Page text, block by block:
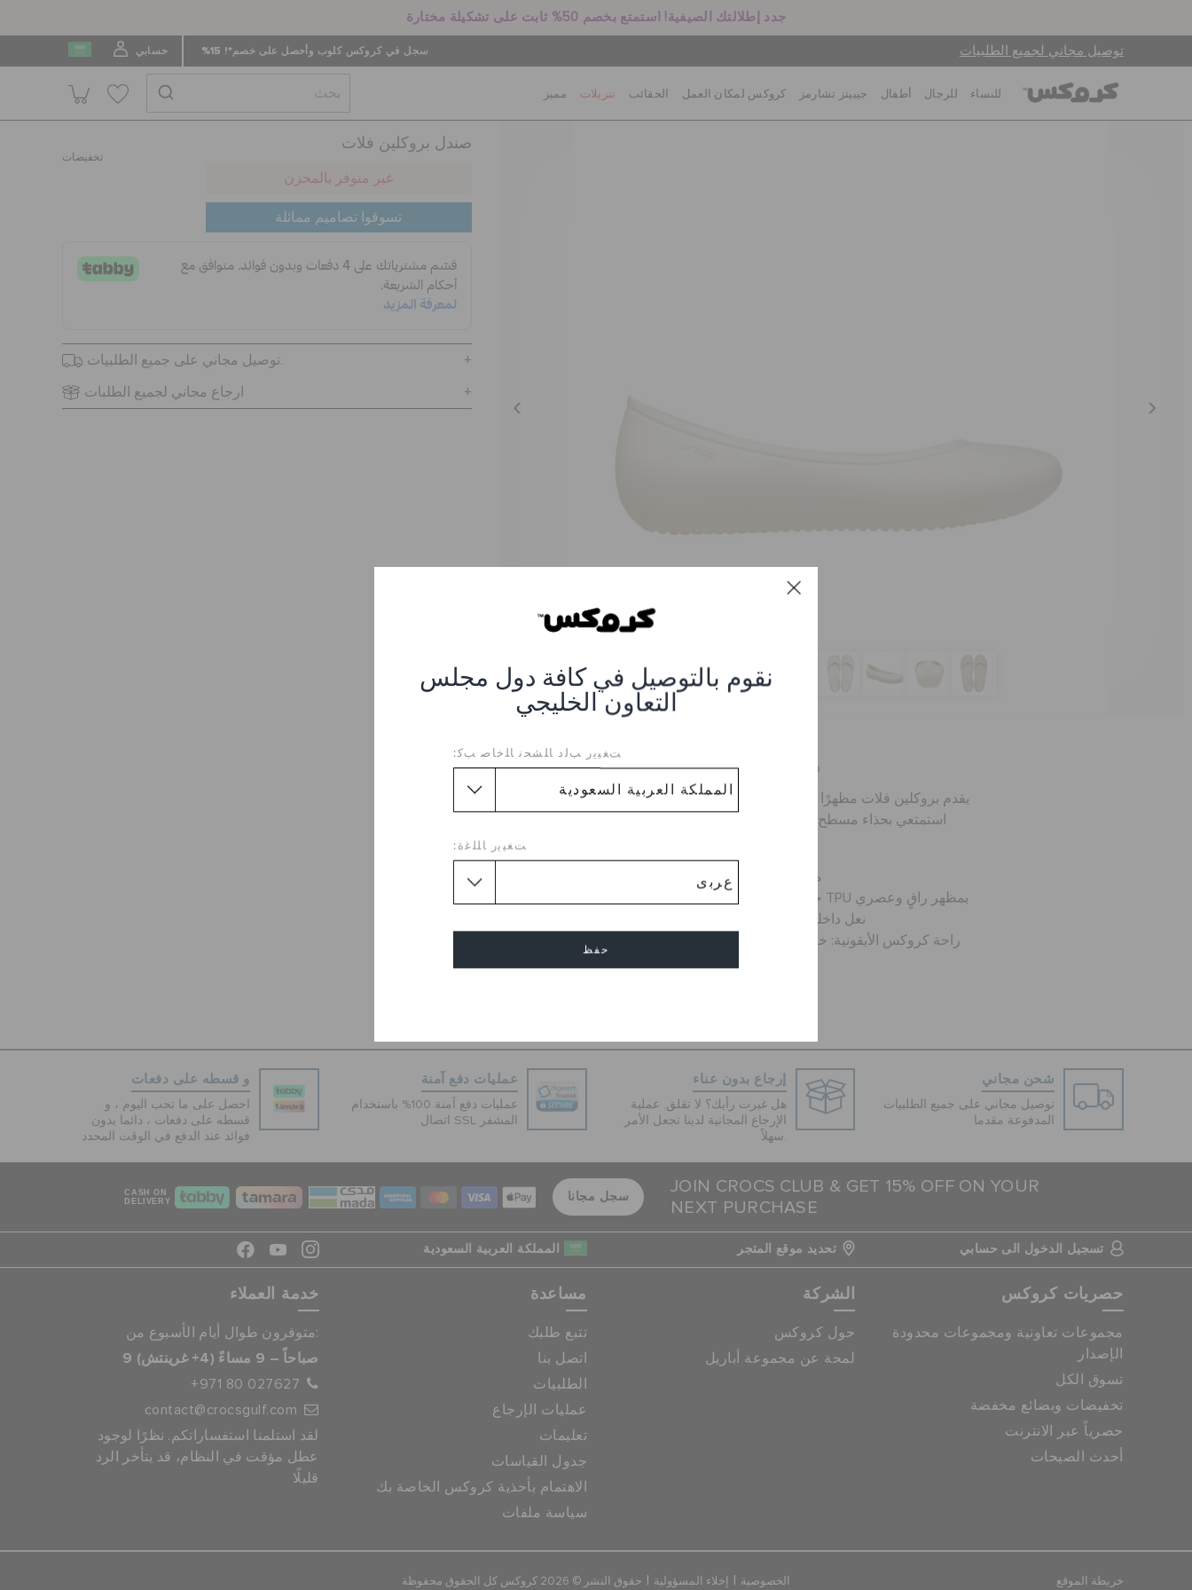
جدد إطلالتك الصيفية! استمتع بخصم 50% ثابت على تشكيلة مختارة
توصيل مجاني لجميع الطلبيات سجل في كروكس كلوب وأحصل على خصم*! 15% حسابي
نقوم بالتوصيل في كافة دول مجلس
التعاون الخليجي
ﺖﻐﻴﻳﺭ ﺐﻟﺩ ﺎﻠﺸﺤﻧ ﺎﻠﺧﺎﺻ ﺐﻛ:
ﺖﻐﻴﻳﺭ ﺎﻠﻠﻏﺓ:
حفظ
للنساء للرجال أطفال جيبيتز تشارمز كروكس لمكان العمل الحقائب تنزيلات مميز
صندل بروكلين فلات
تخفيضات
غير متوفر بالمخزن
تسوقوا تصاميم ممائلة
توصيل مجاني على جميع الطلبيات.
ارجاع مجاني لجميع الطلبات
العنصر #CR-209384-160_Stucco
يقدم بروكلين فلات مظهرًا أنيقًا لكن شبابي، مصقول لكن مرِح.
استمتعي بحذاء مسطح مصبوب بتصميم أنيق يدوم. تفاصيل
I مقدمة أنيقة وتصميم مناسب
I جزء علوي مصبوب من خامة TPU بمظهر راقٍ وعصري
I نعل داخلي وخارجي بتقنية كروسليت
شحن مجاني
توصيل مجاني على جميع الطلبيات
المدفوعة مقدما
إرجاع بدون عناء
هل غيرت رأيك؟ لا تقلق. عملية
الإرجاع المجانية لدينا تجعل الأمر
سهلاً.
عمليات دفع آمنة
عمليات دفع آمنة 100% باستخدام
اتصال SSL المشفر
و قسطه على دفعات
احصل على ما تحب اليوم ، و
قسطه على دفعات ، دائما بدون
فوائد عند الدفع في الوقت المحدد
JOIN CROCS CLUB & GET 15% OFF ON YOUR
NEXT PURCHASE
سجل مجانا
CASH ON
DELIVERY
تسجيل الدخول الى حسابي تحديد موقع المتجر المملكة العربية السعودية
حصريات كروكس
مجموعات تعاونية ومجموعات محدودة
الإصدار
تسوق الكل
تخفيضات وبضائع مخفضة
حصرياً عبر الانترنت
أحدث الصيحات
الشركة
حول كروكس
لمحة عن مجموعة أباريل
مساعدة
تتبع طلبك
اتصل بنا
الطلبيات
عمليات الإرجاع
تعليمات
جدول القياسات
الاهتمام بأحذية كروكس الخاصة بك
سياسة ملفات
خدمة العملاء
متوفرون طوال أيام الأسبوع من:
9 صباحاً – 9 مساءً (4+ غرينتش)
+971 80 027627
contact@crocsgulf.com
لقد استلمنا استفساراتكم. نظرًا لوجود
عطل مؤقت في النظام، قد يتأخر الرد
قليلًا
خريطة الموقع الخصوصية إخلاء المسؤولية حقوق النشر © 2026 كروكس كل الحقوق محفوظة